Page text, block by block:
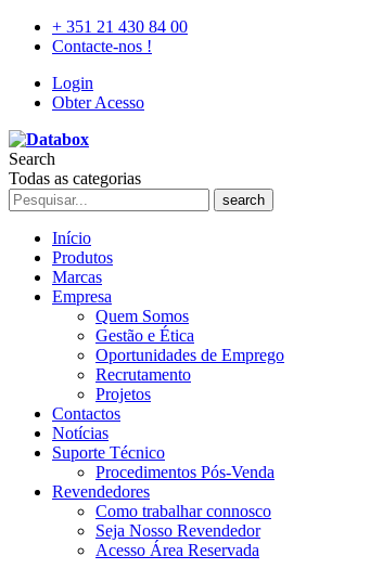
+ 351 21 430 84 00
Contacte-nos !
Login
Obter Acesso
Search
Todas as categorias
search
Início
Produtos
Marcas
Empresa
Quem Somos
Gestão e Ética
Oportunidades de Emprego
Recrutamento
Projetos
Contactos
Notícias
Suporte Técnico
Procedimentos Pós-Venda
Revendedores
Como trabalhar connosco
Seja Nosso Revendedor
Acesso Área Reservada